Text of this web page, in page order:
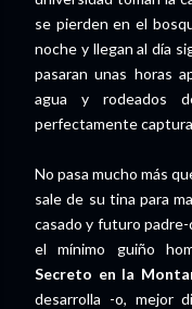
se pierden en el
noche y llegan al día
pasaran unas horas
agua y rodeados
perfectamente
No pasa mucho más
sale de su tina para
casado y futuro
el mínimo guiño
Secreto en la
desarrolla -o, mejor